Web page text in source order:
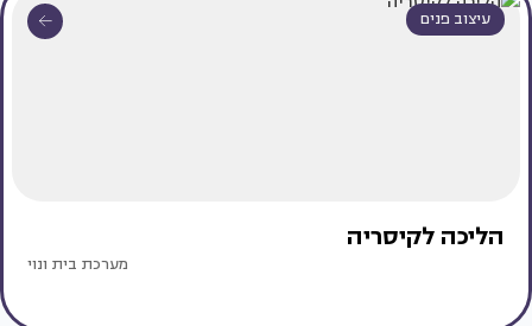
עיצוב פנים
הליכה לקיסריה
מערכת בית ונוי